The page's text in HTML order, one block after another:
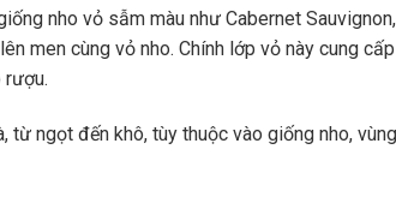
nho vỏ sẫm màu như Cabernet
men cùng vỏ nho. Chính lớp vỏ này cung
rượu.
ngọt đến khô, tùy thuộc vào giống nho,